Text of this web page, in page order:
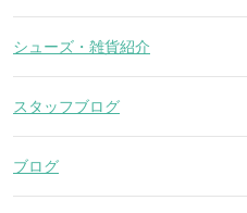
シューズ・雑貨紹介
スタッフブログ
ブログ